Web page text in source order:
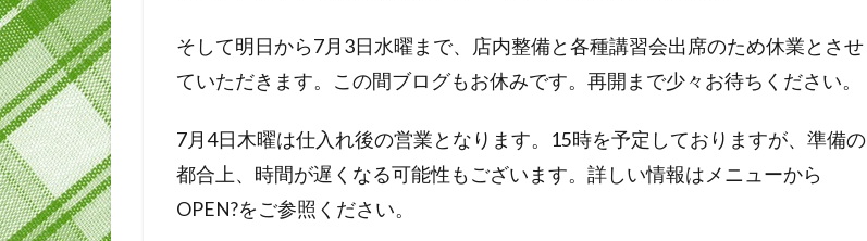
そして明日から7月3日水曜まで、店内整備と各種講習会出席のため休業とさせ
ていただきます。この間ブログもお休みです。再開まで少々お待ちください。
7月4日木曜は仕入れ後の営業となります。15時を予定しておりますが、準備の
都合上、時間が遅くなる可能性もございます。詳しい情報はメニューから
OPEN?をご参照ください。